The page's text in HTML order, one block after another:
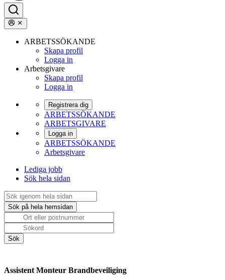
ARBETSSÖKANDE
Skapa profil
Logga in
Arbetsgivare
Skapa profil
Logga in
Registrera dig
ARBETSSÖKANDE
ARBETSGIVARE
Logga in
ARBETSSÖKANDE
Arbetsgivare
Lediga jobb
Sök hela sidan
Assistent Monteur Brandbeveiliging